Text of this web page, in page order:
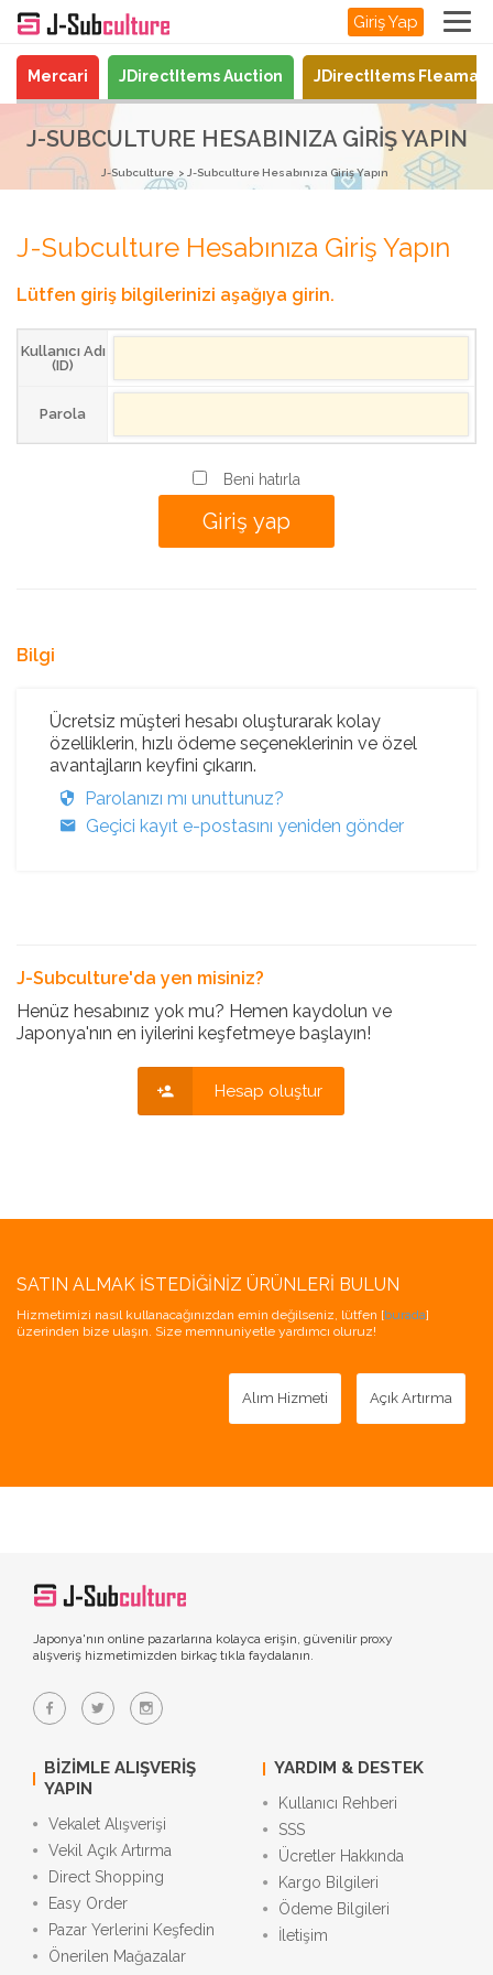
Giriş Yap
Mercari JDirectItems Auction JDirectItems
J-SUBCULTURE HESABINIZA GIRIŞ YAPIN
J-Subculture J-Subculture Hesabınıza Giriş Yapın
J-Subculture Hesabınıza Giriş Yapın
Lütfen giriş bilgilerinizi aşağıya girin.
Kullanıcı Adı
(ID)
Parola
Beni hatırla
Bilgi
Ücretsiz müşteri hesabı oluşturarak kolay
özelliklerin, hızlı ödeme seçeneklerinin ve özel
avantajların keyfini çıkarın.
Parolanızı mı unuttunuz?
Geçici kayıt e-postasını yeniden gönder
J-Subculture'da yen misiniz?
Henüz hesabınız yok mu? Hemen kaydolun ve
Japonya'nın en iyilerini keşfetmeye başlayın!
Hesap oluştur
SATIN ALMAK İSTEDIĞINIZ ÜRÜNLERI BULUN
Hizmetimizi nasıl kullanacağınızdan emin değilseniz, lütfen [burada]
üzerinden bize ulaşın. Size memnuniyetle yardımcı oluruz!
Alım Hizmeti Açık Artırma
Japonya'nın online pazarlarına kolayca erişin, güvenilir proxy
alışveriş hizmetimizden birkaç tıkla faydalanın.
BIZIMLE ALIŞVERIŞ
YAPIN
Vekalet Alışverişi
Vekil Açık Artırma
Direct Shopping
Easy Order
Pazar Yerlerini Keşfedin
Önerilen Mağazalar
YARDIM & DESTEK
Kullanıcı Rehberi
SSS
Ücretler Hakkında
Kargo Bilgileri
Ödeme Bilgileri
İletişim